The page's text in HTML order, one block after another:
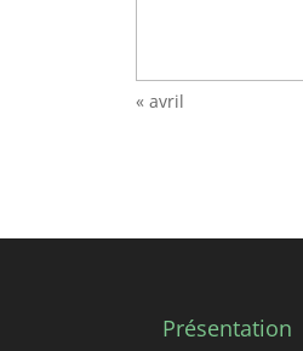
« avril
Présentation